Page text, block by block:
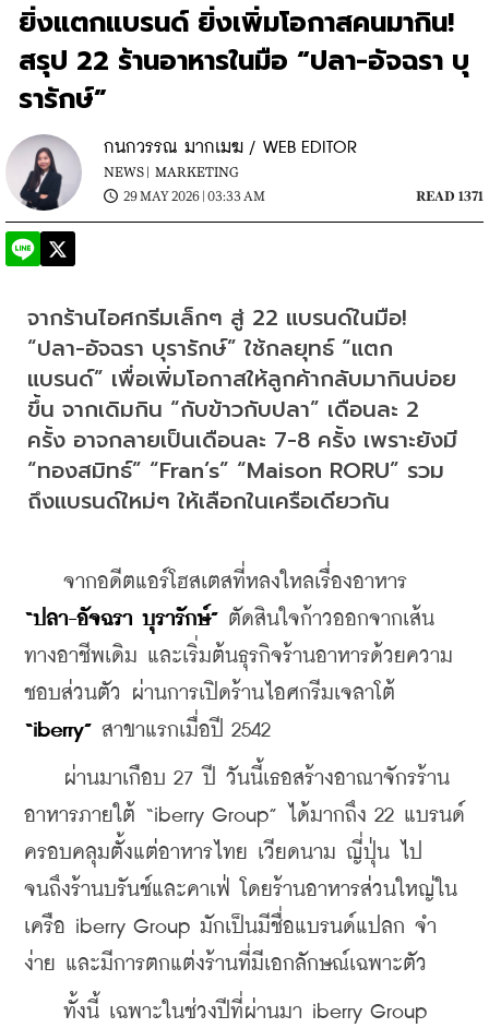
ยิ่งแตกแบรนด์ ยิ่งเพิ่มโอกาสคนมากิน!
สรุป 22 ร้านอาหารในมือ “ปลา-อัจฉรา บุ
รารักษ์”
กนกวรรณ มากเมฆ / WEB EDITOR
NEWS | MARKETING
29 MAY 2026 | 03:33 AM
READ 1371
จากร้านไอศกรีมเล็กๆ สู่ 22 แบรนด์ในมือ!
“ปลา-อัจฉรา บุรารักษ์” ใช้กลยุทธ์ “แตก
แบรนด์” เพื่อเพิ่มโอกาสให้ลูกค้ากลับมากินบ่อย
ขึ้น จากเดิมกิน “กับข้าวกับปลา” เดือนละ 2
ครั้ง อาจกลายเป็นเดือนละ 7-8 ครั้ง เพราะยังมี
“ทองสมิทธ์” “Fran’s” “Maison RORU” รวม
ถึงแบรนด์ใหม่ๆ ให้เลือกในเครือเดียวกัน
“ปลา-อัจฉรา บุรารักษ์” ตัดสินใจก้าวออกจากเส้น
ทางอาชีพเดิม และเริ่มต้นธุรกิจร้านอาหารด้วยความ
“iberry” สาขาแรกเมื่อปี 2542
ผ่านมาเกือบ 27 ปี วันนี้เธอสร้างอาณาจักรร้าน
อาหารภายใต้ “iberry Group” ได้มากถึง 22 แบรนด์
ครอบคลุมตั้งแต่อาหารไทย เวียดนาม ญี่ปุ่น ไป
จนถึงร้านบรันช์และคาเฟ่ โดยร้านอาหารส่วนใหญ่ใน
เครือ iberry Group มักเป็นมีชื่อแบรนด์แปลก จำ
ง่าย และมีการตกแต่งร้านที่มีเอกลักษณ์เฉพาะตัว
ทั้งนี้ เฉพาะในช่วงปีที่ผ่านมา iberry Group